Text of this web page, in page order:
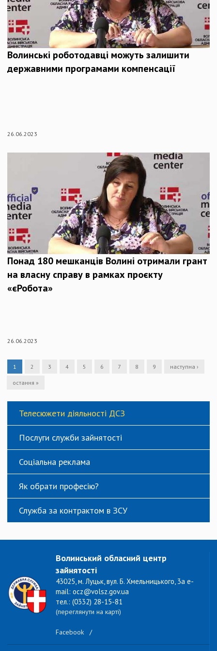
Волинські роботодавці можуть залишити
державними програмами компенсації
26.06.2023
Понад 180 мешканців Волині отримали грант
на власну справу в рамках проєкту
«єРобота»
26.06.2023
1 2 3 4 5 6 7 8 9 наступна ›
остання »
Телесюжети діяльності ДСЗ
Послуги служби зайнятості
Соціальна реклама
Як обрати професію?
Служба за контрактом в ЗСУ
Волинський обласний центр
зайнятості
43025, м. Луцьк, вул. Б. Хмельницького, 3а e-
mail: ocz@volsz.gov.ua
тел.: (0332) 28-15-81
(переглянути на карті)
Facebook /